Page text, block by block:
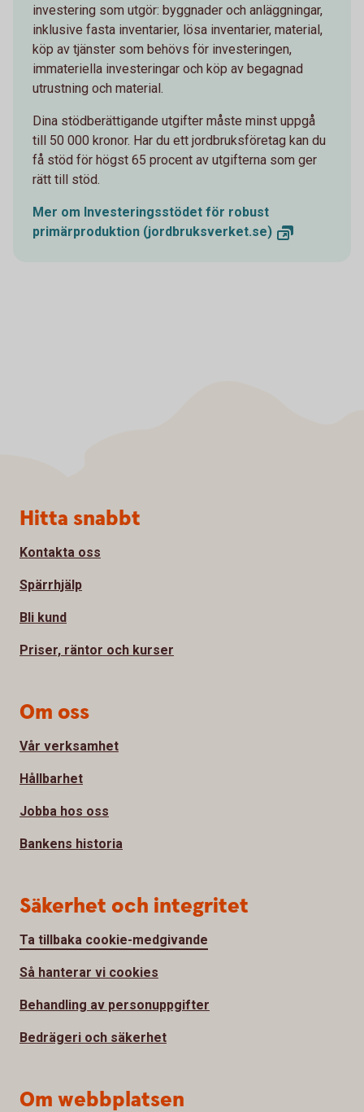
investering som utgör: byggnader och anläggningar,
inklusive fasta inventarier, lösa inventarier, material,
köp av tjänster som behövs för investeringen,
immateriella investeringar och köp av begagnad
utrustning och material.
Dina stödberättigande utgifter måste minst uppgå
till 50 000 kronor. Har du ett jordbruksföretag kan du
få stöd för högst 65 procent av utgifterna som ger
rätt till stöd.
Mer om Investeringsstödet för robust
primärproduktion (jordbruksverket.se)
Sidfot
Hitta snabbt
Kontakta oss
Spärrhjälp
Bli kund
Priser, räntor och kurser
Om oss
Vår verksamhet
Hållbarhet
Jobba hos oss
Bankens historia
Säkerhet och integritet
Ta tillbaka cookie-medgivande
Så hanterar vi cookies
Behandling av personuppgifter
Bedrägeri och säkerhet
Om webbplatsen